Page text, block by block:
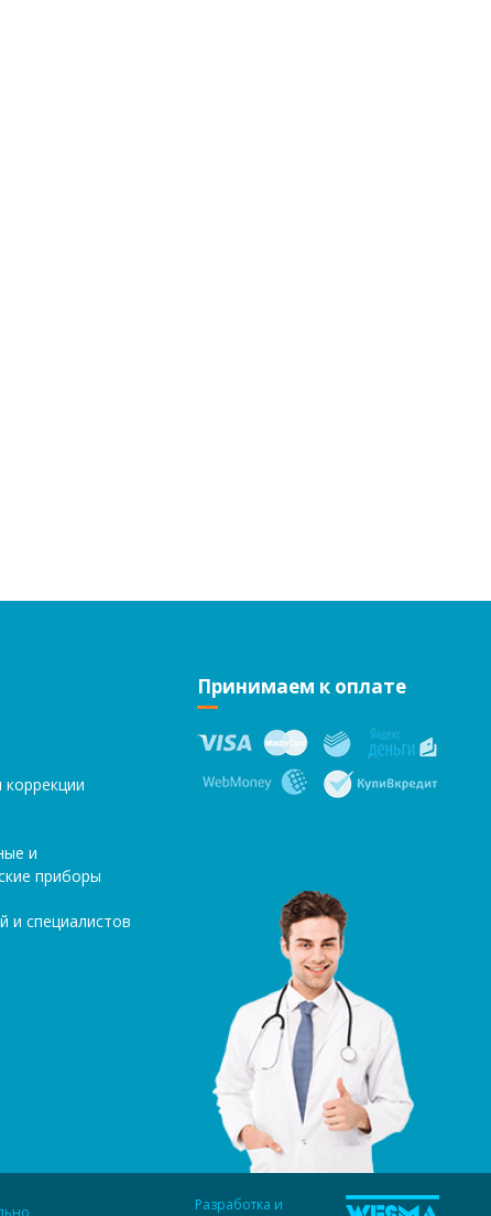
и
приборы
и специалистов
Принимаем к оплате
Разработка и